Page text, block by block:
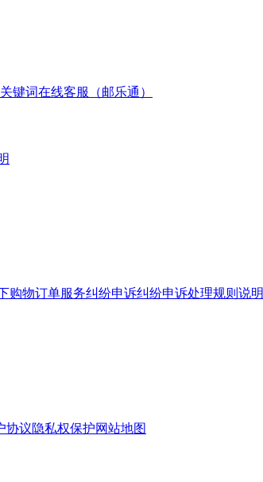
键词在线客服（邮乐通）
购物订单服务纠纷申诉纠纷申诉处理规则说明
协议隐私权保护网站地图